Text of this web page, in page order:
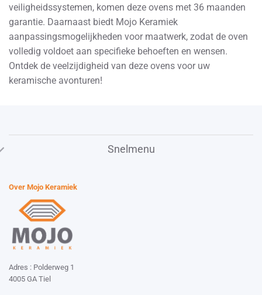
veiligheidssystemen, komen deze ovens met 36 maanden
garantie. Daarnaast biedt Mojo Keramiek
aanpassingsmogelijkheden voor maatwerk, zodat de oven
volledig voldoet aan specifieke behoeften en wensen.
Ontdek de veelzijdigheid van deze ovens voor uw
keramische avonturen!
Snelmenu
Over Mojo Keramiek
Adres : Polderweg 1
4005 GA Tiel